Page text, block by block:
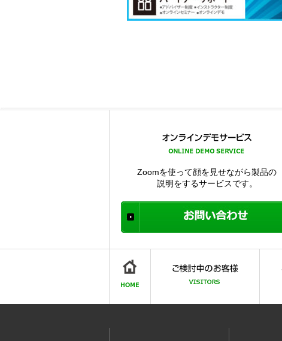
Zoomを使って顔を見せながら製品の
説明をするサービスです。